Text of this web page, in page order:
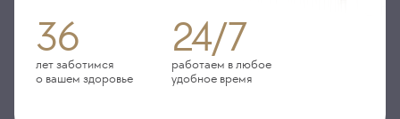
36
лет заботимся
о вашем здоровье
24/7
работаем в любое
удобное время